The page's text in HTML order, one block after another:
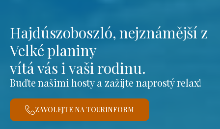
Hajdúszoboszló, nejznámější z
Velké planiny
vítá vás i vaši rodinu.
Buďte našimi hosty a zažijte naprostý relax!
ZAVOLEJTE NA TOURINFORM